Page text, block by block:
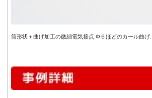
筒形状＋曲げ加工の微細電気接点 Φ６ほどのカール曲げ...